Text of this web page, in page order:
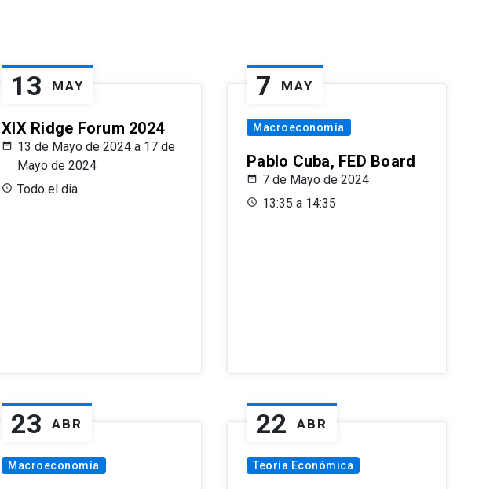
13 MAY
XIX Ridge Forum 2024
13 de Mayo de 2024 a 17 de
Mayo de 2024
Todo el dia.
7 MAY
Macroeconomía
Pablo Cuba, FED Board
7 de Mayo de 2024
13:35 a 14:35
23 ABR
Macroeconomía
22 ABR
Teoría Económica